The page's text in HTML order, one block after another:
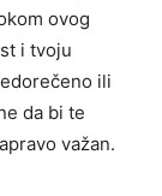
ovog
i tvoju
ili
da bi te
važan.